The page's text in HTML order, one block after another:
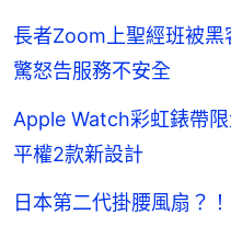
長者Zoom上聖經班被
驚怒告服務不安全
Apple Watch彩虹錶帶
平權2款新設計
日本第二代掛腰風扇？